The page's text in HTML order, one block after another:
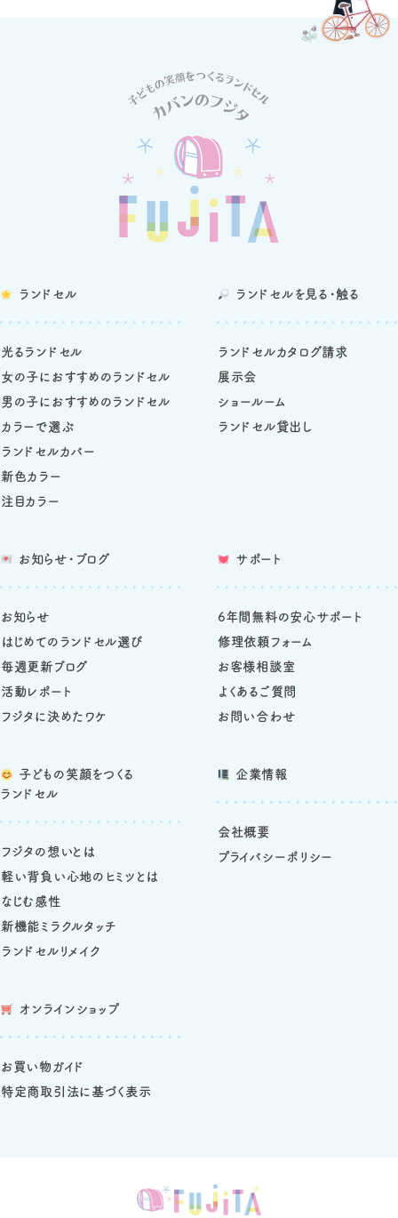
ランドセル
光るランドセル
女の子におすすめのランドセル
男の子におすすめのランドセル
カラーで選ぶ
ランドセルカバー
新色カラー
注目カラー
ランドセルを 見る・触る
ランドセルカタログ請求
展示会
ショールーム
ランドセル貸出し
子どもの笑顔をつくる
ランドセル
フジタの想いとは
軽い背負い心地のヒミツとは
なじむ感性
新機能ミラクルタッチ
ランドセルリメイク
お知らせ・ブログ
お知らせ
はじめてのランドセル選び
毎週更新ブログ
活動レポート
フジタに決めたワケ
サポート
6年間無料の安心サポート
修理依頼フォーム
お客様相談室
よくあるご質問
お問い合わせ
企業情報
会社概要
プライバシーポリシー
オンラインショップ
お買い物ガイド
特定商取引法に基づく表示